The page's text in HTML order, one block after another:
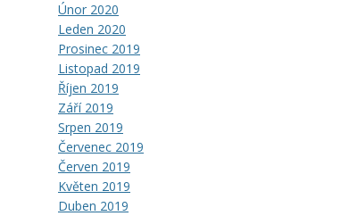
Únor 2020
Leden 2020
Prosinec 2019
Listopad 2019
Říjen 2019
Září 2019
Srpen 2019
Červenec 2019
Červen 2019
Květen 2019
Duben 2019